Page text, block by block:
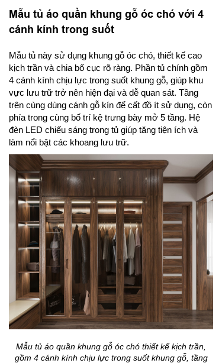
Mẫu tủ áo quần khung gỗ óc chó với 4
cánh kính trong suốt
Mẫu tủ này sử dụng khung gỗ óc chó, thiết kế cao
kịch trần và chia bố cục rõ ràng. Phần tủ chính gồm
4 cánh kính chịu lực trong suốt khung gỗ, giúp khu
vực lưu trữ trở nên hiện đại và dễ quan sát. Tầng
trên cùng dùng cánh gỗ kín để cất đồ ít sử dụng, còn
phía trong cùng bố trí kệ trưng bày mở 5 tầng. Hệ
đèn LED chiếu sáng trong tủ giúp tăng tiện ích và
làm nổi bật các khoang lưu trữ.
Mẫu tủ áo quần khung gỗ óc chó thiết kế kịch trần,
gồm 4 cánh kính chịu lực trong suốt khung gỗ, tầng